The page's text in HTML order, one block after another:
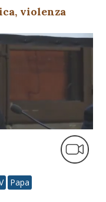
violenza
Papa